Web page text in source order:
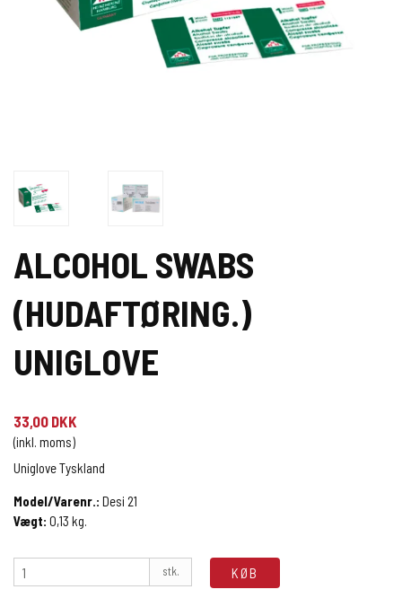
ALCOHOL SWABS
(HUDAFTØRING.)
UNIGLOVE
33,00 DKK
(inkl. moms)
Uniglove Tyskland
Model/Varenr.: Desi 21
Vægt: 0,13 kg.
stk. KØB